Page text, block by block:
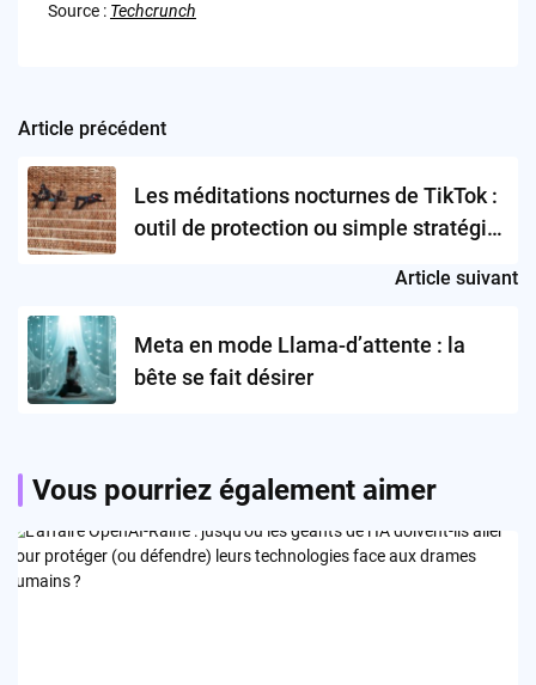
Source : Techcrunch
Post
navigation
Article précédent
Les méditations nocturnes de TikTok :
outil de protection ou simple stratégie
Article suivant
Meta en mode Llama-d’attente : la
bête se fait désirer
Vous pourriez également aimer